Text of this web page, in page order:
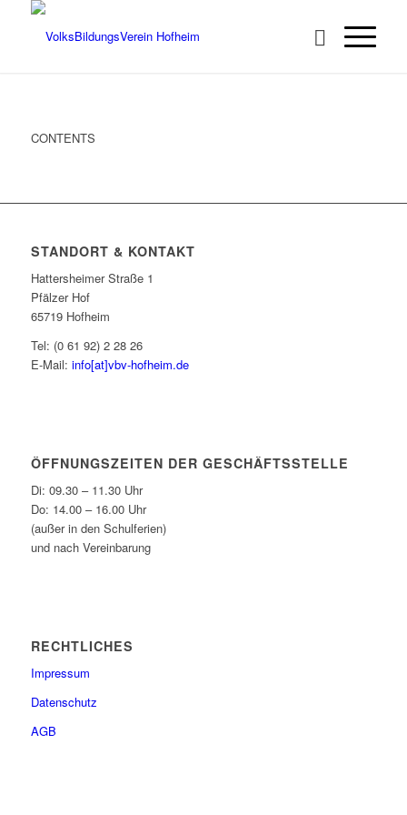
CONTENTS
STANDORT & KONTAKT
Hattersheimer Straße 1
Pfälzer Hof
65719 Hofheim
Tel: (0 61 92) 2 28 26
E-Mail: info[at]vbv-hofheim.de
ÖFFNUNGSZEITEN DER GESCHÄFTSSTELLE
Di: 09.30 – 11.30 Uhr
Do: 14.00 – 16.00 Uhr
(außer in den Schulferien)
und nach Vereinbarung
RECHTLICHES
Impressum
Datenschutz
AGB